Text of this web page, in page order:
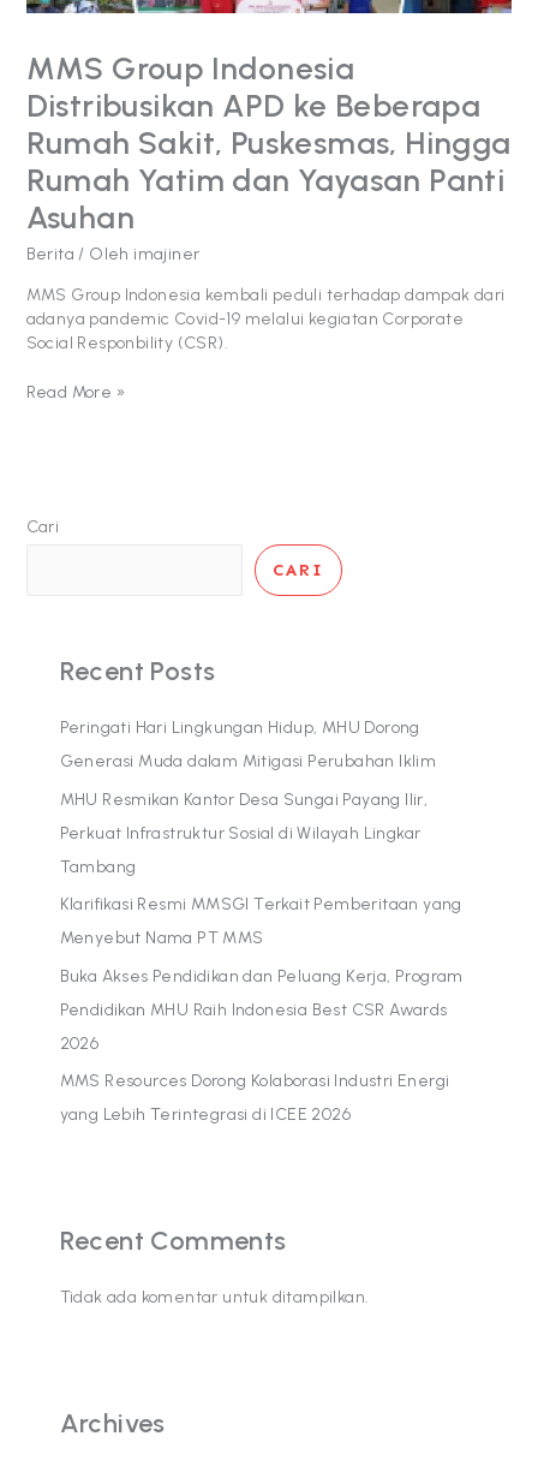
MMS Group Indonesia
Distribusikan APD ke Beberapa
Rumah Sakit, Puskesmas, Hingga
Rumah Yatim dan Yayasan Panti
Asuhan
Berita / Oleh imajiner
MMS Group Indonesia kembali peduli terhadap dampak dari
adanya pandemic Covid-19 melalui kegiatan Corporate
Social Responbility (CSR).
Hingga
Yatim
dan
Yayasan
Panti
Asuhan
Read More »
Cari
CARI
Recent Posts
Peringati Hari Lingkungan Hidup, MHU Dorong
Generasi Muda dalam Mitigasi Perubahan Iklim
MHU Resmikan Kantor Desa Sungai Payang Ilir,
Perkuat Infrastruktur Sosial di Wilayah Lingkar
Tambang
Klarifikasi Resmi MMSGI Terkait Pemberitaan yang
Menyebut Nama PT MMS
Buka Akses Pendidikan dan Peluang Kerja, Program
Pendidikan MHU Raih Indonesia Best CSR Awards
2026
MMS Resources Dorong Kolaborasi Industri Energi
yang Lebih Terintegrasi di ICEE 2026
Recent Comments
Tidak ada komentar untuk ditampilkan.
Archives